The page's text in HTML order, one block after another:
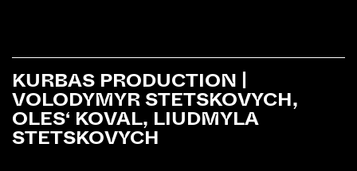
KURBAS PRODUCTION |
VOLODYMYR STETSKOVYCH,
OLES‘ KOVAL, LIUDMYLA
STETSKOVYCH
B